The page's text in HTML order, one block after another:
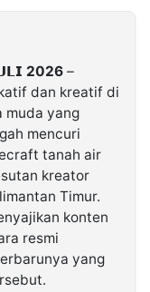
2026 –
dan kreatif di
muda yang
mencuri
tanah air
kreator
Timur.
konten
resmi
yang